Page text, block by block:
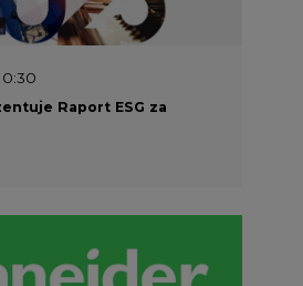
Raport ESG za